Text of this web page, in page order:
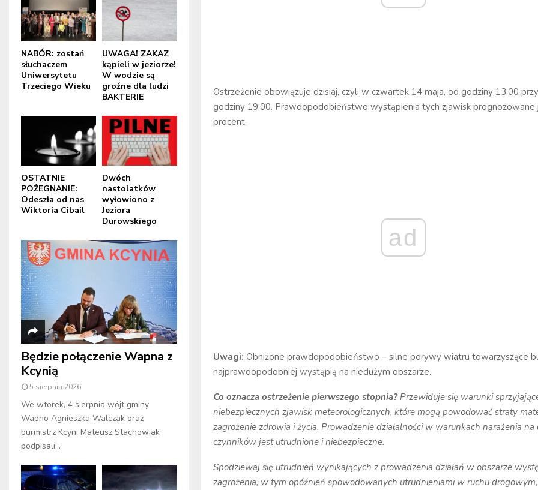
Ostrzeżenie obowiązuje dzisiaj, czyli w czwartek 14 maja, od godziny 13.00
godziny 19.00. Prawdopodobieństwo wystąpienia tych zjawisk prognozowane
procent.
ad
Uwagi: Obniżone prawdopodobieństwo – silne porywy wiatru towarzyszące
najprawdopodobniej wystąpią na niedużym obszarze.
Co oznacza ostrzeżenie pierwszego stopnia?Przewiduje się warunki
niebezpiecznych zjawisk meteorologicznych, które mogą powodować straty
zagrożenie zdrowia i życia. Prowadzenie działalności w warunkach narażenia na
czynników jest utrudnione i niebezpieczne.
Spodziewaj się utrudnień wynikających z prowadzenia działań w obszarze
zagrożenia, w tym opóźnień spowodowanych utrudnieniami w ruchu drogowym,
NABÓR: zostań
słuchaczem
Uniwersytetu
Trzeciego Wieku
UWAGA! ZAKAZ
kąpieli w jeziorze!
W wodzie są
groźne dla ludzi
BAKTERIE
OSTATNIE
POŻEGNANIE:
Odeszła od nas
Wiktoria Cibail
Dwóch
nastolatków
wyłowiono z
Jeziora
Durowskiego
Będzie połączenie Wapna z
Kcynią
5 sierpnia 2026
We wtorek, 4 sierpnia wójt gminy
Wapno Agnieszka Walczak oraz
burmistrz Kcyni Mateusz Stachowiak
podpisali...